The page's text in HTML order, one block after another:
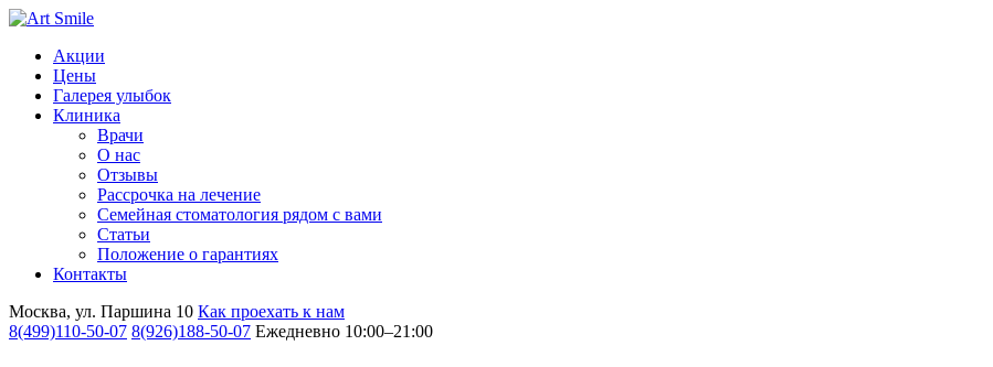
Акции
Цены
Галерея улыбок
Клиника
Врачи
О нас
Отзывы
Рассрочка на лечение
Семейная стоматология рядом с вами
Статьи
Положение о гарантиях
Контакты
Москва, ул. Паршина 10 Как проехать к нам
8(499)110-50-07 8(926)188-50-07 Ежедневно 10:00–21:00